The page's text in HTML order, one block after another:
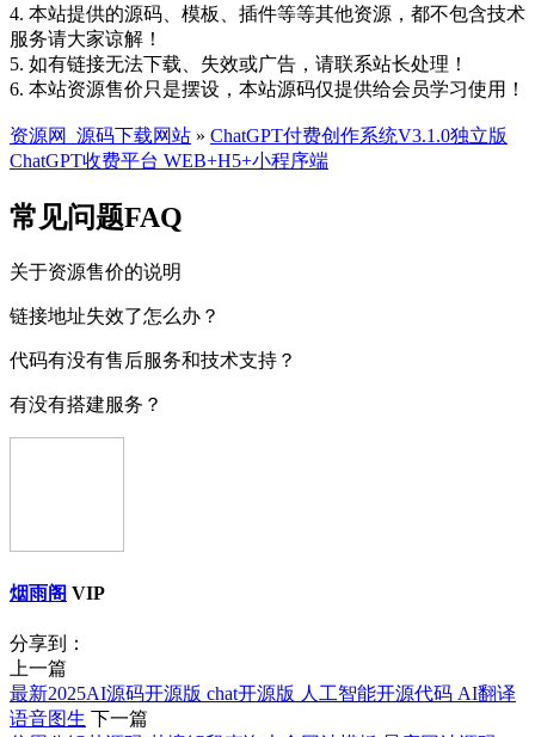
4. 本站提供的源码、模板、插件等等其他资源，都不包含技术
服务请大家谅解！
5. 如有链接无法下载、失效或广告，请联系站长处理！
6. 本站资源售价只是摆设，本站源码仅提供给会员学习使用！
资源网_源码下载网站 » ChatGPT付费创作系统V3.1.0独立版
ChatGPT收费平台 WEB+H5+小程序端
常见问题FAQ
关于资源售价的说明
链接地址失效了怎么办？
代码有没有售后服务和技术支持？
有没有搭建服务？
烟雨阁 VIP
分享到：
上一篇
最新2025AI源码开源版 chat开源版 人工智能开源代码 AI翻译
语音图生 下一篇